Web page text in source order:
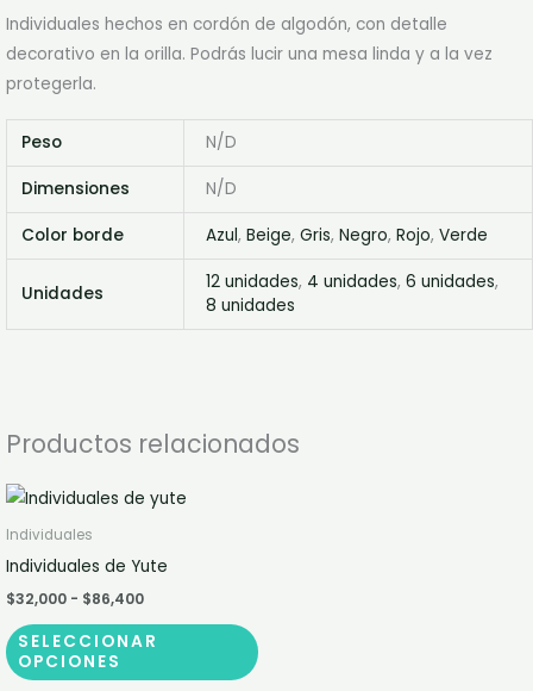
Individuales hechos en cordón de algodón, con detalle
decorativo en la orilla. Podrás lucir una mesa linda y a la vez
protegerla.
Peso N/D
Dimensiones N/D
Color borde Azul,Beige,Gris,Negro,Rojo,Verde
Unidades
12 unidades, 4 unidades,6 unidades,
8 unidades
Productos relacionados
Individuales
Individuales de Yute
$32,000 - $86,400
Rango
de
$32,000
$86,400
SELECCIONAR
OPCIONES
Las